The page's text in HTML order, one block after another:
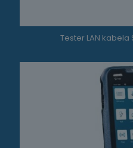
Tester LAN kabela